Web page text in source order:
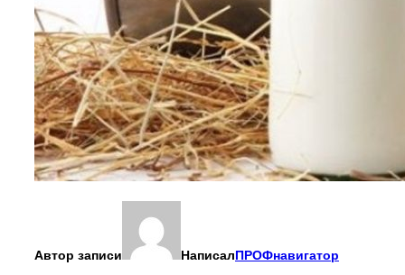
Автор записи НаписалПРОФнавигатор